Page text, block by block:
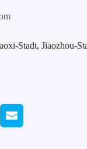
Stadt, Jiaozhou-